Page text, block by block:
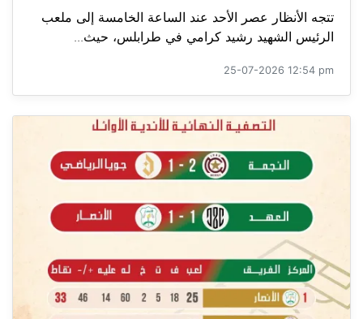
تتجه الأنظار عصر الأحد عند الساعة الخامسة إلى ملعب
الرئيس الشهيد رشيد كرامي في طرابلس، حيث...
25-07-2026 12:54 pm